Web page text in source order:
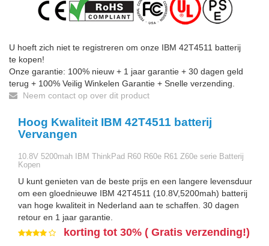
U hoeft zich niet te registreren om onze IBM 42T4511 batterij
te kopen!
Onze garantie: 100% nieuw + 1 jaar garantie + 30 dagen geld
terug + 100% Veilig Winkelen Garantie + Snelle verzending.
Neem contact op over dit product
Hoog Kwaliteit IBM 42T4511 batterij
Vervangen
10.8V 5200mah IBM ThinkPad R60 R60e R61 Z60e serie Batterij
Kopen
U kunt genieten van de beste prijs en een langere levensduur
om een gloednieuwe IBM 42T4511 (10.8V,5200mah) batterij
van hoge kwaliteit in Nederland aan te schaffen. 30 dagen
retour en 1 jaar garantie.
korting tot 30% ( Gratis verzending!)